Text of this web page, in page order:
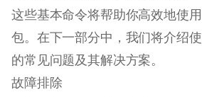
这些基本命令将帮助你高效地使
包。在下一部分中，我们将介绍
的常见问题及其解决方案。
故障排除